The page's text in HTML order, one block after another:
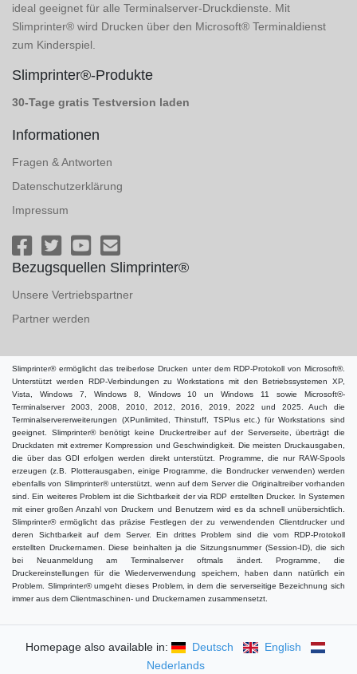
ideal geeignet für alle Terminalserver-Druckdienste. Mit
Slimprinter® wird Drucken über den Microsoft® Terminaldienst
zum Kinderspiel.
Slimprinter®-Produkte
30-Tage gratis Testversion laden
Informationen
Fragen & Antworten
Datenschutzerklärung
Impressum
Bezugsquellen Slimprinter®
Unsere Vertriebspartner
Partner werden
Slimprinter® ermöglicht das treiberlose Drucken unter dem RDP-Protokoll von Microsoft®.
Unterstützt werden RDP-Verbindungen zu Workstations mit den Betriebssystemen XP,
Vista, Windows 7, Windows 8, Windows 10 un Windows 11 sowie Microsoft®-
Terminalserver 2003, 2008, 2010, 2012, 2016, 2019, 2022 und 2025. Auch die
Terminalservererweiterungen (XPunlimited, Thinstuff, TSPlus etc.) für Workstations sind
geeignet. Slimprinter® benötigt keine Druckertreiber auf der Serverseite, überträgt die
Druckdaten mit extremer Kompression und Geschwindigkeit. Die meisten Druckausgaben,
die über das GDI erfolgen werden direkt unterstützt. Programme, die nur RAW-Spools
erzeugen (z.B. Plotterausgaben, einige Programme, die Bondrucker verwenden) werden
ebenfalls von Slimprinter® unterstützt, wenn auf dem Server die Originaltreiber vorhanden
sind. Ein weiteres Problem ist die Sichtbarkeit der via RDP erstellten Drucker. In Systemen
mit einer großen Anzahl von Druckern und Benutzern wird es da schnell unübersichtlich.
Slimprinter® ermöglicht das präzise Festlegen der zu verwendenden Clientdrucker und
deren Sichtbarkeit auf dem Server. Ein drittes Problem sind die vom RDP-Protokoll
erstellten Druckernamen. Diese beinhalten ja die Sitzungsnummer (Session-ID), die sich
bei Neuanmeldung am Terminalserver oftmals ändert. Programme, die
Druckereinstellungen für die Wiederverwendung speichern, haben dann natürlich ein
Problem. Slimprinter® umgeht dieses Problem, in dem die serverseitige Bezeichnung sich
immer aus dem Clientmaschinen- und Druckernamen zusammensetzt.
Homepage also available in: Deutsch
English
Nederlands